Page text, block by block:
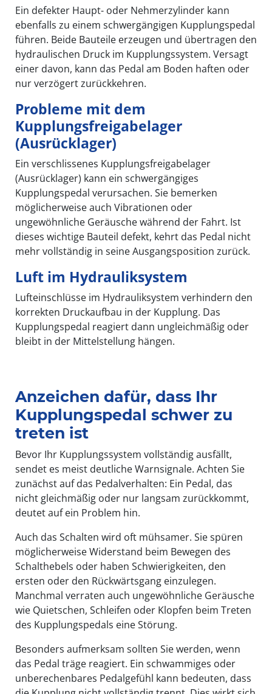
Ein defekter Haupt- oder Nehmerzylinder kann
ebenfalls zu einem schwergängigen Kupplungspedal
führen. Beide Bauteile erzeugen und übertragen den
hydraulischen Druck im Kupplungssystem. Versagt
einer davon, kann das Pedal am Boden haften oder
nur verzögert zurückkehren.
Probleme mit dem
Kupplungsfreigabelager
(Ausrücklager)
Ein verschlissenes Kupplungsfreigabelager
(Ausrücklager) kann ein schwergängiges
Kupplungspedal verursachen. Sie bemerken
möglicherweise auch Vibrationen oder
ungewöhnliche Geräusche während der Fahrt. Ist
dieses wichtige Bauteil defekt, kehrt das Pedal nicht
mehr vollständig in seine Ausgangsposition zurück.
Luft im Hydrauliksystem
Lufteinschlüsse im Hydrauliksystem verhindern den
korrekten Druckaufbau in der Kupplung. Das
Kupplungspedal reagiert dann ungleichmäßig oder
bleibt in der Mittelstellung hängen.
Anzeichen dafür, dass Ihr
Kupplungspedal schwer zu
treten ist
Bevor Ihr Kupplungssystem vollständig ausfällt,
sendet es meist deutliche Warnsignale. Achten Sie
zunächst auf das Pedalverhalten: Ein Pedal, das
nicht gleichmäßig oder nur langsam zurückkommt,
deutet auf ein Problem hin.
Auch das Schalten wird oft mühsamer. Sie spüren
möglicherweise Widerstand beim Bewegen des
Schalthebels oder haben Schwierigkeiten, den
ersten oder den Rückwärtsgang einzulegen.
Manchmal verraten auch ungewöhnliche Geräusche
wie Quietschen, Schleifen oder Klopfen beim Treten
des Kupplungspedals eine Störung.
Besonders aufmerksam sollten Sie werden, wenn
das Pedal träge reagiert. Ein schwammiges oder
unberechenbares Pedalgefühl kann bedeuten, dass